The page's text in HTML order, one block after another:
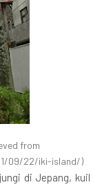
from
09/22/iki-island/)
di Jepang, kuil